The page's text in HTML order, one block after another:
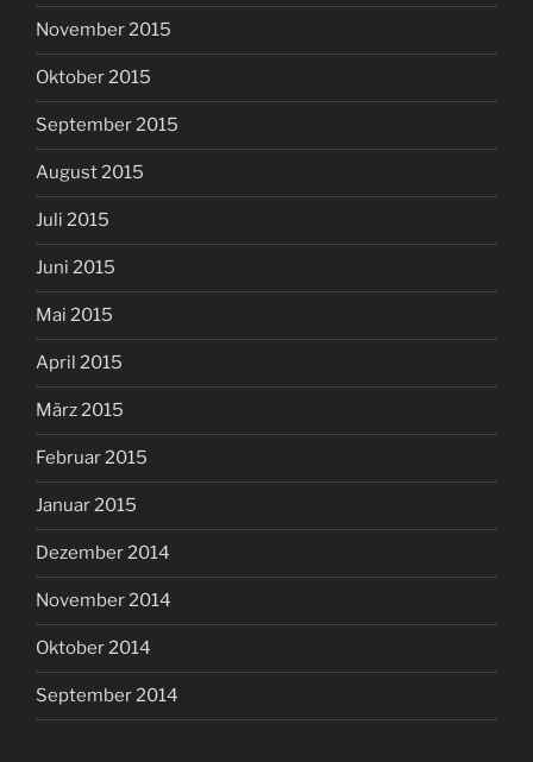
November 2015
Oktober 2015
September 2015
August 2015
Juli 2015
Juni 2015
Mai 2015
April 2015
März 2015
Februar 2015
Januar 2015
Dezember 2014
November 2014
Oktober 2014
September 2014